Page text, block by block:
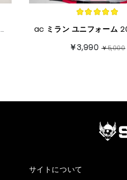
ac ミラン ユニフォーム 2009/10 ホーム ヴィンテージバージョン 半袖
￥3,990￥5,000
サイトについて